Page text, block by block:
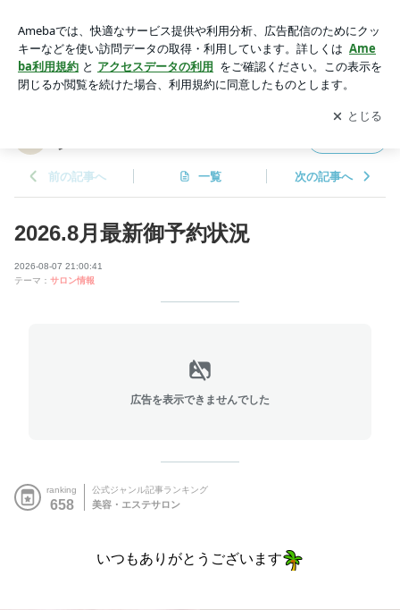
大人サロンアプリをダウンロードして ブログの更新通知
を受け取りまし
ょう。
開く
ン
前の記事へ 一覧 次の記事へ
2026.8月最新御予約状況
2026-08-07 21:00:41
テーマ： サロン情報
広告を表示できませんでした
ranking
658
公式ジャンル記事ランキング
美容・エステサロン
いつもありがとうございます